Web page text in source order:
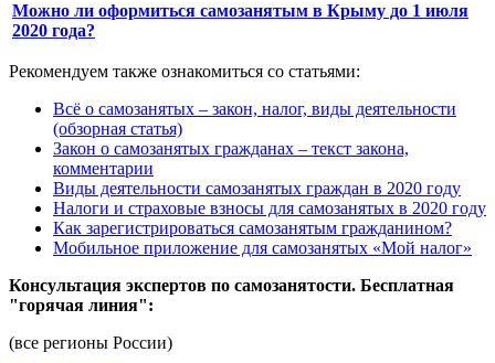
Можно ли оформиться самозанятым в Крыму до 1 июля
2020 года?
Рекомендуем также ознакомиться со статьями:
Всё о самозанятых – закон, налог, виды деятельности
(обзорная статья)
Закон о самозанятых гражданах – текст закона,
комментарии
Виды деятельности самозанятых граждан в 2020 году
Налоги и страховые взносы для самозанятых в 2020 году
Как зарегистрироваться самозанятым гражданином?
Мобильное приложение для самозанятых «Мой налог»
Консультация экспертов по самозанятости. Бесплатная
"горячая линия":
(все регионы России)